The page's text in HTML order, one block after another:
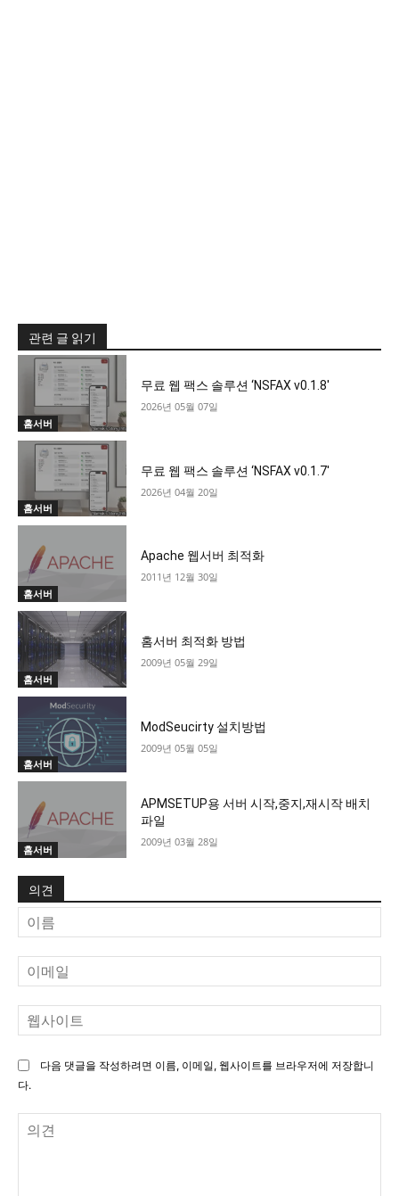
관련 글 읽기
홈서버
무료 웹 팩스 솔루션 ‘NSFAX v0.1.8′
2026년 05월 07일
홈서버
무료 웹 팩스 솔루션 ‘NSFAX v0.1.7′
2026년 04월 20일
홈서버
Apache 웹서버 최적화
2011년 12월 30일
홈서버
홈서버 최적화 방법
2009년 05월 29일
홈서버
ModSeucirty 설치방법
2009년 05월 05일
홈서버
APMSETUP용 서버 시작,중지,재시작 배치
파일
2009년 03월 28일
의견
름
메
일
사
다음 댓글을 작성하려면 이름, 이메일, 웹사이트를 브라우저에 저장합니
다.